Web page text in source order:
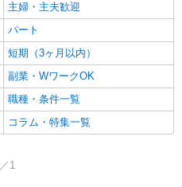
主婦・主夫歓迎
パート
短期（3ヶ月以内）
副業・WワークOK
職種・条件一覧
コラム・特集一覧
1